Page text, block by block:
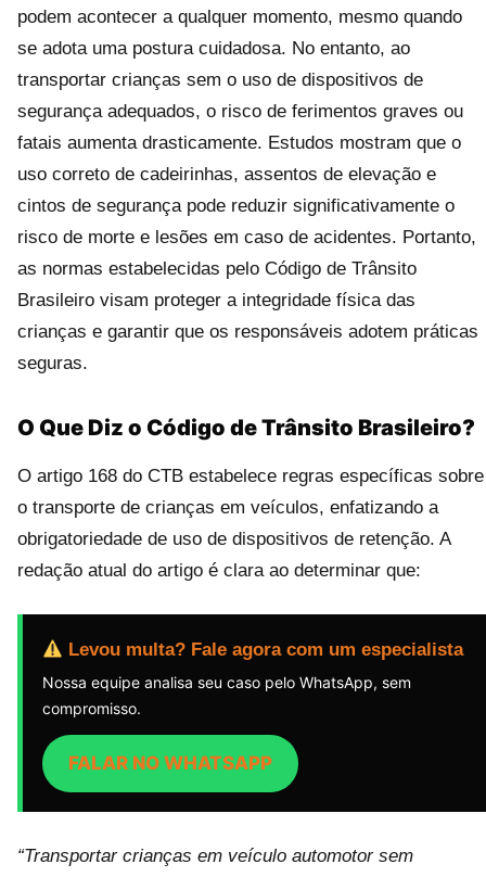
podem acontecer a qualquer momento, mesmo quando
se adota uma postura cuidadosa. No entanto, ao
transportar crianças sem o uso de dispositivos de
segurança adequados, o risco de ferimentos graves ou
fatais aumenta drasticamente. Estudos mostram que o
uso correto de cadeirinhas, assentos de elevação e
cintos de segurança pode reduzir significativamente o
risco de morte e lesões em caso de acidentes. Portanto,
as normas estabelecidas pelo Código de Trânsito
Brasileiro visam proteger a integridade física das
crianças e garantir que os responsáveis adotem práticas
seguras.
O Que Diz o Código de Trânsito Brasileiro?
O artigo 168 do CTB estabelece regras específicas sobre
o transporte de crianças em veículos, enfatizando a
obrigatoriedade de uso de dispositivos de retenção. A
redação atual do artigo é clara ao determinar que:
Levou multa? Fale agora com um especialista
Nossa equipe analisa seu caso pelo WhatsApp, sem
compromisso.
FALAR NO WHATSAPP
“Transportar crianças em veículo automotor sem